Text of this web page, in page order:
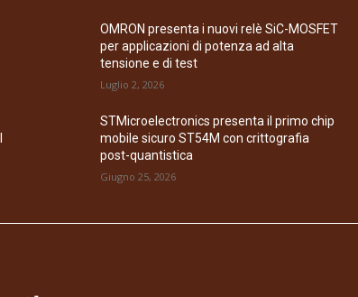
OMRON presenta i nuovi relè SiC-MOSFET
per applicazioni di potenza ad alta
tensione e di test
Luglio 2, 2026
STMicroelectronics presenta il primo chip
mobile sicuro ST54M con crittografia
post-quantistica
Giugno 25, 2026